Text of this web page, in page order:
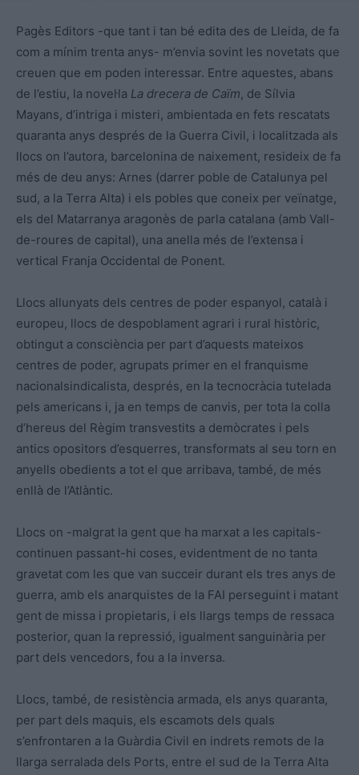
Pagès Editors -que tant i tan bé edita des de Lleida, de fa
com a mínim trenta anys- m’envia sovint les novetats que
creuen que em poden interessar. Entre aquestes, abans
de l’estiu, la novel·la La drecera de Caïm, de Sílvia
Mayans, d’intriga i misteri, ambientada en fets rescatats
quaranta anys després de la Guerra Civil, i localitzada als
llocs on l’autora, barcelonina de naixement, resideix de fa
més de deu anys: Arnes (darrer poble de Catalunya pel
sud, a la Terra Alta) i els pobles que coneix per veïnatge,
els del Matarranya aragonès de parla catalana (amb Vall-
de-roures de capital), una anella més de l’extensa i
vertical Franja Occidental de Ponent.
Llocs allunyats dels centres de poder espanyol, català i
europeu, llocs de despoblament agrari i rural històric,
obtingut a consciència per part d’aquests mateixos
centres de poder, agrupats primer en el franquisme
nacionalsindicalista, després, en la tecnocràcia tutelada
pels americans i, ja en temps de canvis, per tota la colla
d’hereus del Règim transvestits a demòcrates i pels
antics opositors d’esquerres, transformats al seu torn en
anyells obedients a tot el que arribava, també, de més
enllà de l’Atlàntic.
Llocs on -malgrat la gent que ha marxat a les capitals-
continuen passant-hi coses, evidentment de no tanta
gravetat com les que van succeir durant els tres anys de
guerra, amb els anarquistes de la FAI perseguint i matant
gent de missa i propietaris, i els llargs temps de ressaca
posterior, quan la repressió, igualment sanguinària per
part dels vencedors, fou a la inversa.
Llocs, també, de resistència armada, els anys quaranta,
per part dels maquis, els escamots dels quals
s’enfrontaren a la Guàrdia Civil en indrets remots de la
llarga serralada dels Ports, entre el sud de la Terra Alta